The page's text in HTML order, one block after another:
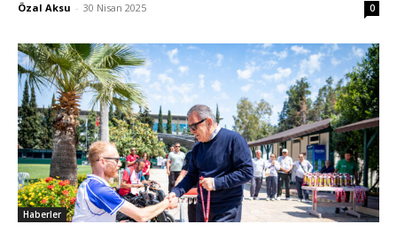
Özal Aksu - 30 Nisan 2025 0
Haberler